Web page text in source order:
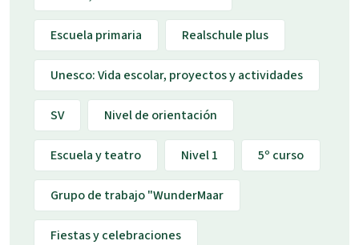
Escuela primaria Realschule plus
Unesco: Vida escolar, proyectos y actividades
SV Nivel de orientación
Escuela y teatro Nivel 1 5º curso
Grupo de trabajo "WunderMaar
Fiestas y celebraciones